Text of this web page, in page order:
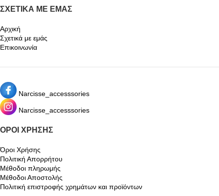
ΣΧΕΤΙΚΆ ΜΕ ΕΜΆΣ
Αρχική
Σχετικά με εμάς
Επικοινωνία
Narcisse_accesssories
Narcisse_accesssories
ΌΡΟΙ ΧΡΉΣΗΣ
Όροι Χρήσης
Πολιτική Απορρήτου
Μέθοδοι πληρωμής
Μέθοδοι Αποστολής
Πολιτική επιστροφής χρημάτων και προϊόντων